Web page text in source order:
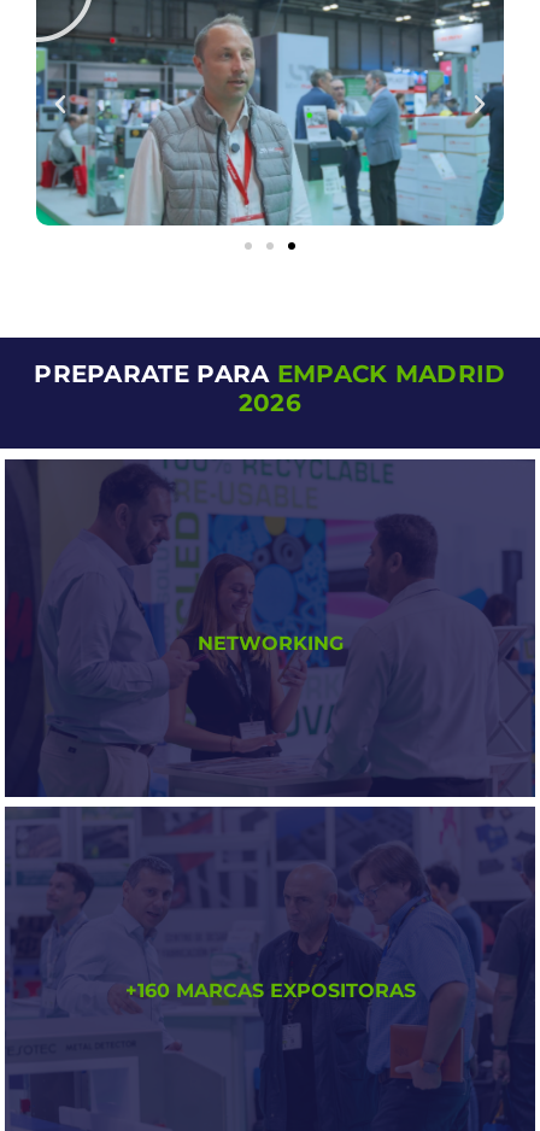
PREPARATE PARA EMPACK MADRID
2026
NETWORKING
CONECTA CON EL SECTOR
Genera oportunidades de negocio reales y
relaciones clave con los profesionales del sector.
Intercambia ideas y amplia tu red con contactos
de alto valor.
+160 MARCAS EXPOSITORAS